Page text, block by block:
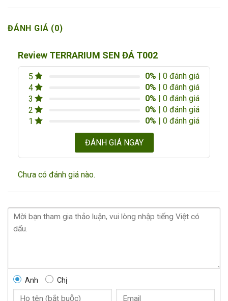
ĐÁNH GIÁ (0)
Review TERRARIUM SEN ĐÁ T002
5 0% | 0 đánh giá
4
0% | 0 đánh giá
3
0% | 0 đánh giá
2
0% | 0 đánh giá
1
0% | 0 đánh giá
ĐÁNH GIÁ NGAY
Chưa có đánh giá nào.
Anh Chị